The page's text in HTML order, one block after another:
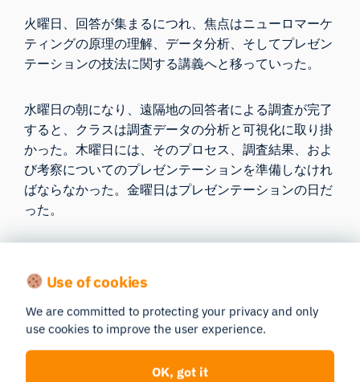
火曜日、回答が集まるにつれ、焦点はニューロマーケ
ティングの原理の理解、データ分析、そしてプレゼン
テーションの技法に関する講義へと移っていった。
水曜日の朝になり、遠隔地の回答者による調査が完了
すると、クラスは調査データの分析と可視化に取り掛
かった。木曜日には、そのプロセス、調査結果、およ
び考察についてのプレゼンテーションを準備しなけれ
ばならなかった。金曜日はプレゼンテーションの日だ
った。
ワークショップは綿密な準備と管理が行われていたも
のの、特に35もの異なる研究プロジェクトを管理す
る上で課題もあり、実践的な技術指導における運営面
や教育面での障壁が浮き彫りになった。学生たちの技
術レベルのばらつきに対応するため、柔軟な指導戦略
Use of cookies
We are committed to protecting your privacy and only
use cookies to improve the user experience.
OK, got it